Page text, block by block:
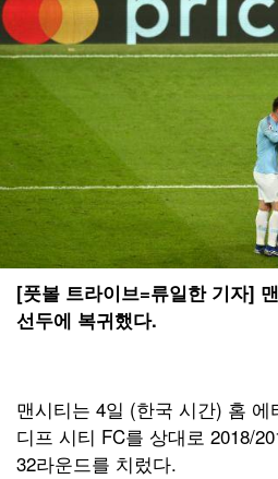
[풋볼 트라이브=류일한 기자]
선두에 복귀했다.
맨시티는 4일 (한국 시간) 홈
디프 시티 FC를 상대로 2018/
32라운드를 치렀다.